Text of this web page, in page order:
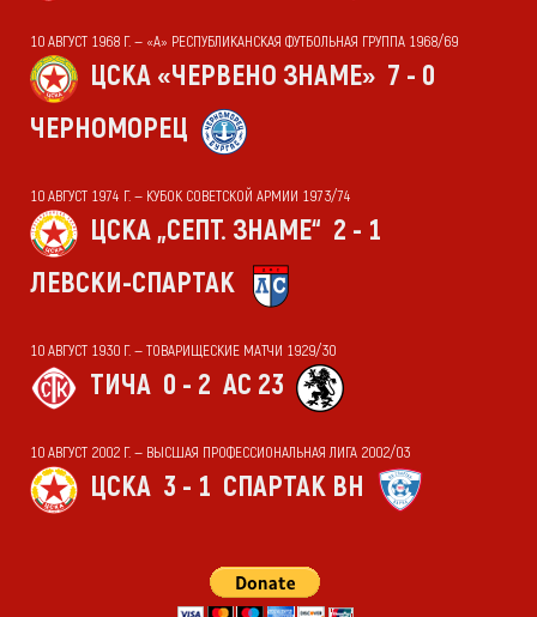
10 АВГУСТ 1968 Г. — «А» РЕСПУБЛИКАНСКАЯ ФУТБОЛЬНАЯ ГРУППА 1968/69
ЦСКА «ЧЕРВЕНО ЗНАМЕ» 7 - 0
ЧЕРНОМОРЕЦ
10 АВГУСТ 1974 Г. — КУБОК СОВЕТСКОЙ АРМИИ 1973/74
ЦСКА „СЕПТ. ЗНАМЕ“ 2 - 1
ЛЕВСКИ-СПАРТАК
10 АВГУСТ 1930 Г. — ТОВАРИЩЕСКИЕ МАТЧИ 1929/30
ТИЧА 0 - 2 АС 23
10 АВГУСТ 2002 Г. — ВЫСШАЯ ПРОФЕССИОНАЛЬНАЯ ЛИГА 2002/03
ЦСКА 3 - 1 СПАРТАК ВН